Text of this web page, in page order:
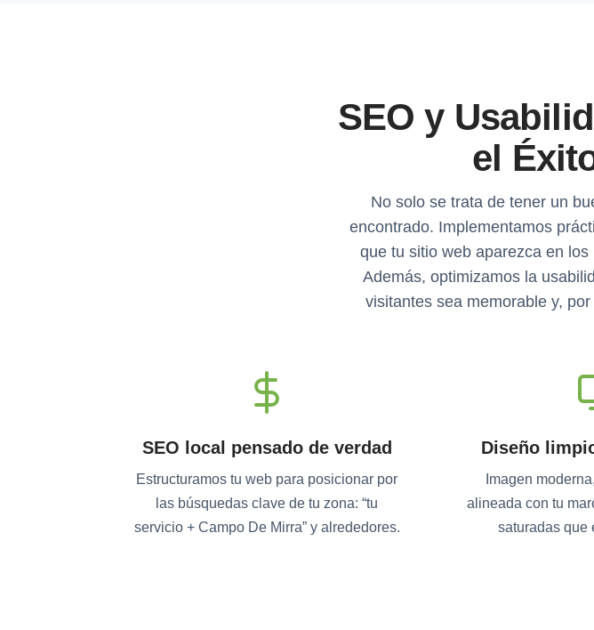
SEO y
el
No solo se trata de tener un
encontrado. Implementamos
que tu sitio web aparezca en
Además, optimizamos la
visitantes sea memorable y,
SEO local pensado de verdad
Estructuramos tu web para posicionar por
las búsquedas clave de tu zona: “tu
servicio + Campo De Mirra” y alrededores.
Diseño
Imagen
alineada con tu
saturadas que